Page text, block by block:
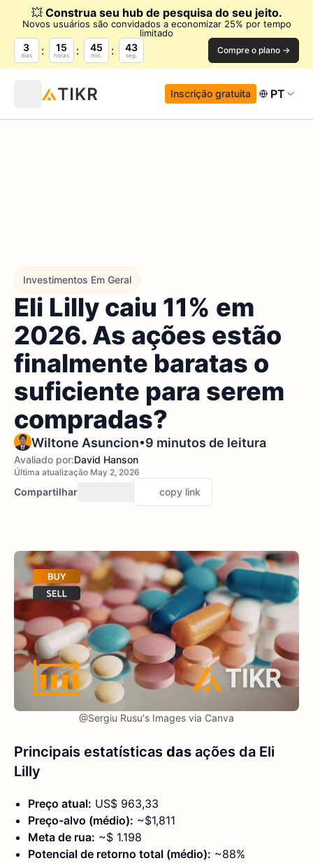
💥 Construa seu hub de pesquisa do seu jeito.
Novos usuários são convidados a economizar 25% por tempo
limitado
3
dias
15
horas
45
min.
42
seg. Compre o plano →
Inscrição gratuita PT
Investimentos Em Geral
Eli Lilly caiu 11% em
2026. As ações estão
finalmente baratas o
suficiente para serem
compradas?
Wiltone Asuncion•9 minutos de leitura
Avaliado por:David Hanson
Última atualização May 2, 2026
Compartilhar copy link
@Sergiu Rusu's Images via Canva
Principais estatísticas das ações da Eli
Lilly
Preço atual: US$ 963,33
Preço-alvo (médio): ~$1,811
Meta de rua: ~$ 1.198
Potencial de retorno total (médio): ~88%